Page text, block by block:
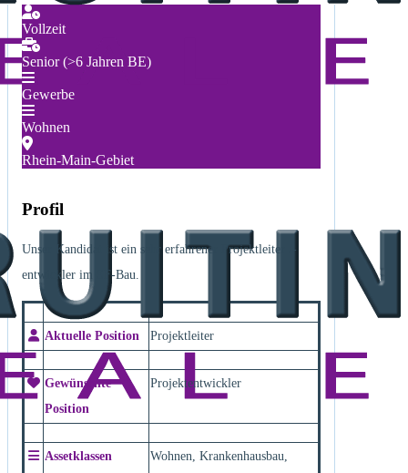
Vollzeit
Senior (>6 Jahren BE)
Gewerbe
Wohnen
Rhein-Main-Gebiet
Profil
Unser Kandidat ist ein sehr erfahrener Projektleiter /-
entwickler im SF-Bau.
Aktuelle Position Projektleiter
Gewünschte
Position
Projektentwickler
Assetklassen
Wohnen, Krankenhausbau,